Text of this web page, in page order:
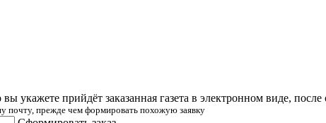
укажете прийдёт заказанная газета в электронном виде, после
почту, прежде чем формировать похожую заявку